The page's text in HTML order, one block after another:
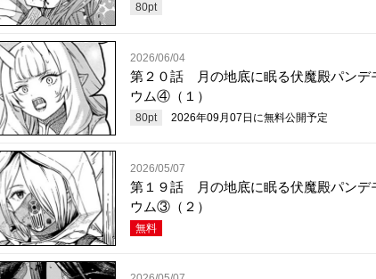
80pt
2026/06/04
第２０話 月の地底に眠る伏魔殿パンデ
ウム④（１）
80pt 2026年09月07日 に無料公開予定
2026/05/07
第１９話 月の地底に眠る伏魔殿パンデ
ウム③（２）
無料